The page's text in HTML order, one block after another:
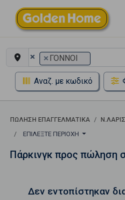
× × ΓΟΝΝΟΙ
Αναζ. με κωδικό
ΠΏΛΗΣΗ ΕΠΑΓΓΕΛΜΑΤΙΚΆ
ΕΠΙΛΈΞΤΕ ΠΕΡΙΟΧΉ
Πάρκινγκ προς πώληση
Δεν εντοπίστηκαν